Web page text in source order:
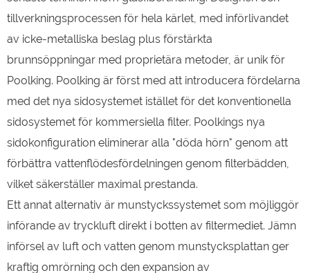
tillverkningsprocessen för hela kärlet, med införlivandet
av icke-metalliska beslag plus förstärkta
brunnsöppningar med proprietära metoder, är unik för
Poolking. Poolking är först med att introducera fördelarna
med det nya sidosystemet istället för det konventionella
sidosystemet för kommersiella filter. Poolkings nya
sidokonfiguration eliminerar alla "döda hörn" genom att
förbättra vattenflödesfördelningen genom filterbädden,
vilket säkerställer maximal prestanda.
Ett annat alternativ är munstyckssystemet som möjliggör
införande av tryckluft direkt i botten av filtermediet. Jämn
införsel av luft och vatten genom munstycksplattan ger
kraftig omrörning och den expansion av